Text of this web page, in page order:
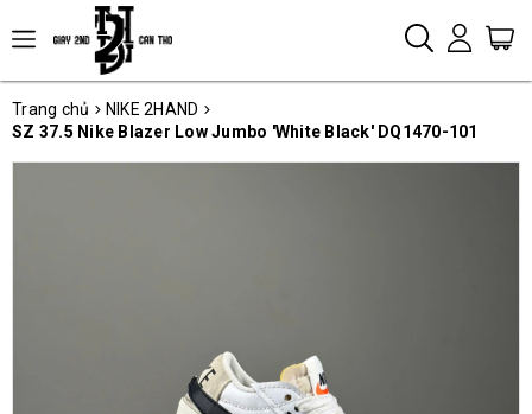
Trang chủ
NIKE 2HAND
SZ 37.5 Nike Blazer Low Jumbo 'White Black' DQ1470-101